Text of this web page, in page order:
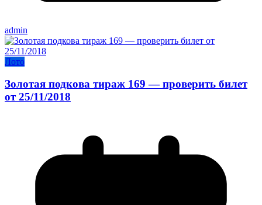
admin
Лото
Золотая подкова тираж 169 — проверить билет
от 25/11/2018